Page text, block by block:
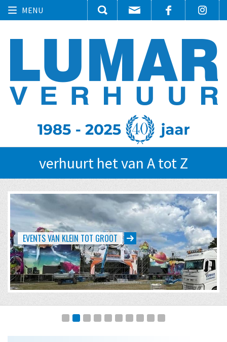
Toggle
MENU
verhuurt het van A tot Z
EVENTS VAN KLEIN TOT GROOT